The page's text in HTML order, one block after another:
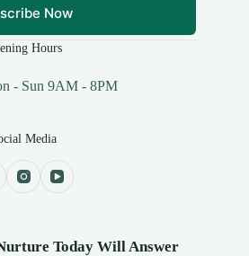
Now
Hours
- Sun 9AM - 8PM
Media
Today Will Answer